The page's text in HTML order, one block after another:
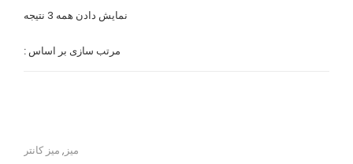
نمایش دادن همه 3 نتیجه
مرتب سازی بر اساس :
میز , میز کانتر